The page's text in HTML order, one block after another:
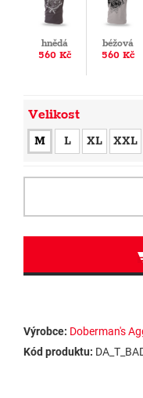
hnědá
560 Kč
béžová
560 Kč
Velikost
M L XL XXL
Výrobce: Doberman's
Kód produktu: